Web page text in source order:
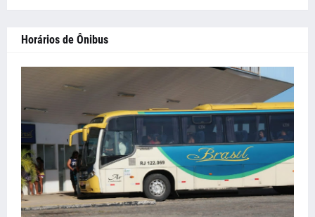
Horários de Ônibus